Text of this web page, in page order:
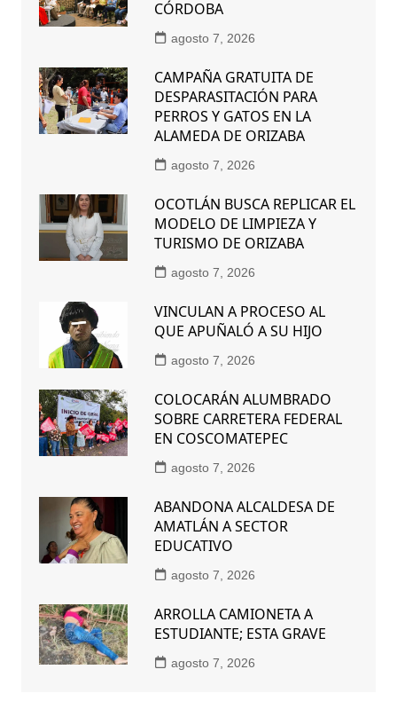
CÓRDOBA
agosto 7, 2026
CAMPAÑA GRATUITA DE
DESPARASITACIÓN PARA
PERROS Y GATOS EN LA
ALAMEDA DE ORIZABA
agosto 7, 2026
OCOTLÁN BUSCA REPLICAR EL
MODELO DE LIMPIEZA Y
TURISMO DE ORIZABA
agosto 7, 2026
VINCULAN A PROCESO AL
QUE APUÑALÓ A SU HIJO
agosto 7, 2026
COLOCARÁN ALUMBRADO
SOBRE CARRETERA FEDERAL
EN COSCOMATEPEC
agosto 7, 2026
ABANDONA ALCALDESA DE
AMATLÁN A SECTOR
EDUCATIVO
agosto 7, 2026
ARROLLA CAMIONETA A
ESTUDIANTE; ESTA GRAVE
agosto 7, 2026